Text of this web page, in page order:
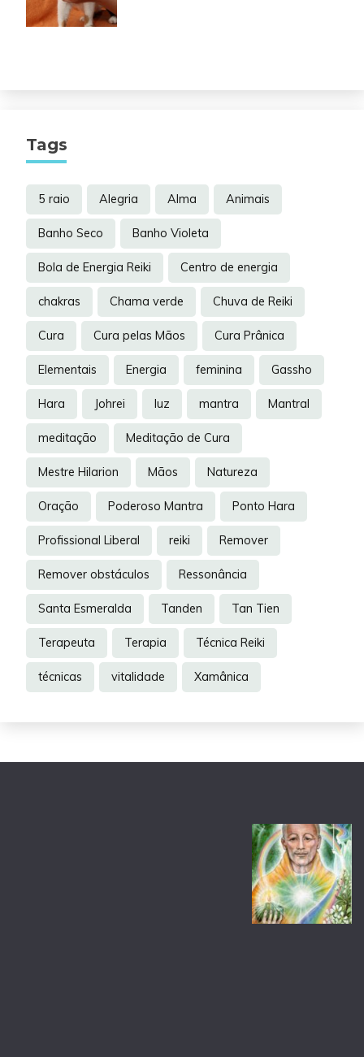
Tags
5 raio Alegria Alma Animais
Banho Seco Banho Violeta
Bola de Energia Reiki Centro de energia
chakras Chama verde Chuva de Reiki
Cura Cura pelas Mãos Cura Prânica
Elementais Energia feminina Gassho
Hara Johrei luz mantra Mantral
meditação Meditação de Cura
Mestre Hilarion Mãos Natureza
Oração Poderoso Mantra Ponto Hara
Profissional Liberal reiki Remover
Remover obstáculos Ressonância
Santa Esmeralda Tanden Tan Tien
Terapeuta Terapia Técnica Reiki
técnicas vitalidade Xamânica